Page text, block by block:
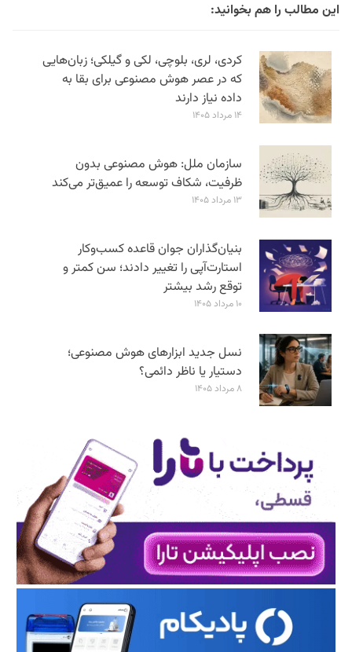
این مطالب را هم بخوانید:
کردی، لری، بلوچی، لکی و گیلکی؛ زبان‌هایی
که در عصر هوش مصنوعی برای بقا به
داده نیاز دارند
۱۴ مرداد ۱۴۰۵
سازمان ملل: هوش مصنوعی بدون
ظرفیت، شکاف توسعه را عمیق‌تر می‌کند
۱۳ مرداد ۱۴۰۵
بنیان‌گذاران جوان قاعده کسب‌وکار
استارت‌آپی را تغییر دادند؛ سن‌ کمتر و
توقع رشد بیشتر
۱۰ مرداد ۱۴۰۵
نسل جدید ابزارهای هوش مصنوعی؛
دستیار یا ناظر دائمی؟
۸ مرداد ۱۴۰۵